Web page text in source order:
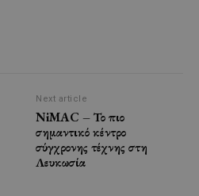
Next article
NiMAC – Το πιο
σημαντικό κέντρο
σύγχρονης τέχνης στη
Λευκωσία